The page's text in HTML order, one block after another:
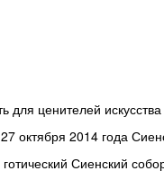
для ценителей
октября 2014 года
Сиенский